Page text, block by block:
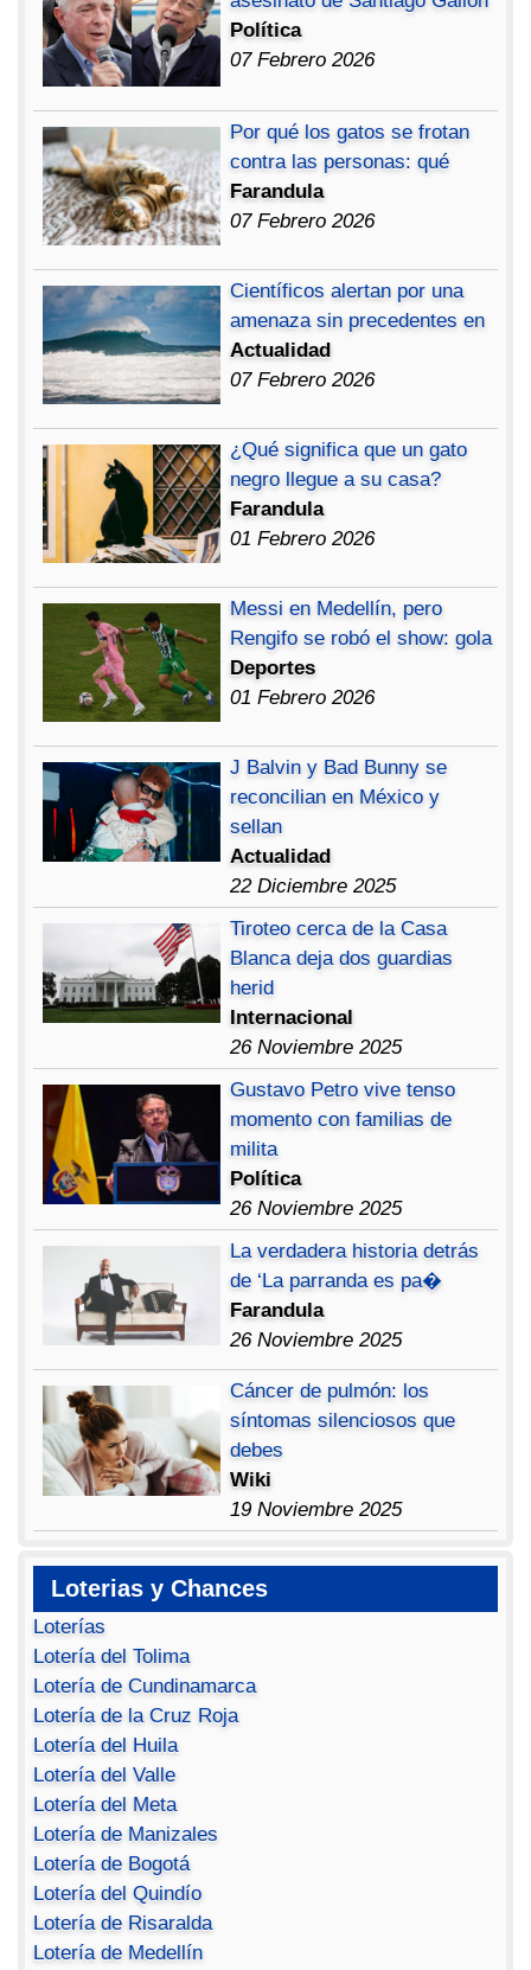
Política
07 Febrero 2026
Por qué los gatos se frotan
contra las personas: qué
Farandula
07 Febrero 2026
Científicos alertan por una
amenaza sin precedentes en
Actualidad
07 Febrero 2026
¿Qué significa que un gato
negro llegue a su casa?
Farandula
01 Febrero 2026
Messi en Medellín, pero
Rengifo se robó el show: gola
Deportes
01 Febrero 2026
J Balvin y Bad Bunny se
reconcilian en México y
sellan
Actualidad
22 Diciembre 2025
Tiroteo cerca de la Casa
Blanca deja dos guardias
herid
Internacional
26 Noviembre 2025
Gustavo Petro vive tenso
momento con familias de
milita
Política
26 Noviembre 2025
La verdadera historia detrás
de ‘La parranda es pa�
Farandula
26 Noviembre 2025
Cáncer de pulmón: los
síntomas silenciosos que
debes
Wiki
19 Noviembre 2025
Loterias y Chances
Loterías
Lotería del Tolima
Lotería de Cundinamarca
Lotería de la Cruz Roja
Lotería del Huila
Lotería del Valle
Lotería del Meta
Lotería de Manizales
Lotería de Bogotá
Lotería del Quindío
Lotería de Risaralda
Lotería de Medellín